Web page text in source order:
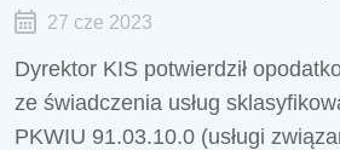
27 cze 2023
Dyrektor KIS potwierdził o
ze świadczenia usług
PKWIU 91.03.10.0 (usługi